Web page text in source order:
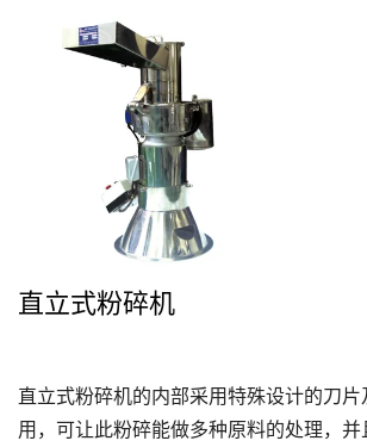
直立式粉碎机
直立式粉碎机的内部采用特殊设计的刀
用，可让此粉碎能做多种原料的处理，并